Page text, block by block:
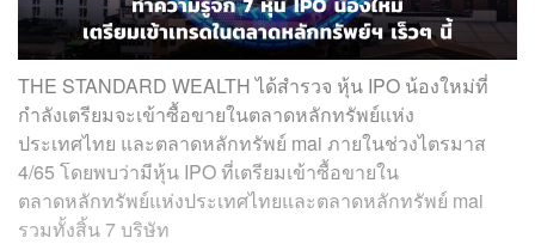
THE STANDARD WEALTH ได้สำรวจ หุ้น IPO น้องใหม่ที่
กำลังเตรียมจะเข้าซื้อขายในตลาดหลักทรัพย์แห่ง
ประเทศไทย และตลาดหลักทรัพย์ mai ภายในช่วงไตรมาส
4/65 โดยพบว่ามีหุ้น IPO ที่เตรียมเข้าซื้อขายใน
ตลาดหลักทรัพย์แห่งประเทศไทยและตลาดหลักทรัพย์ mai
รวมทั้งสิ้น 7 บริษัท